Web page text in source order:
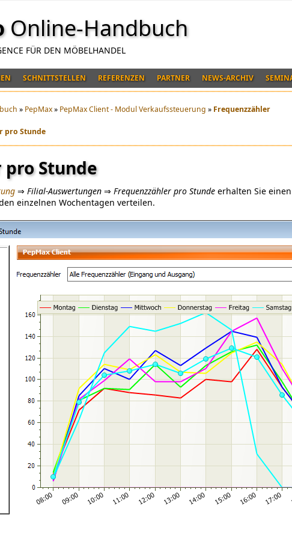
Online-Handbuch
FÜR DEN MÖBELHANDEL
SCHNITTSTELLEN REFERENZEN PARTNER NEWS-ARCHIV
» PepMax» PepMax Client - Modul Verkaufssteuerung » Frequenzzähler
pro Stunde
pro Stunde
⇒ Filial-Auswertungen ⇒ Frequenzzähler pro Stunde erhalten Sie
einzelnen Wochentagen verteilen.